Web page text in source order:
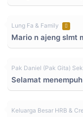
Lung Fa & Family
Mario n ajeng slmt
Pak Daniel (Pak Gita)
Selamat
Keluarga Besar HRB &